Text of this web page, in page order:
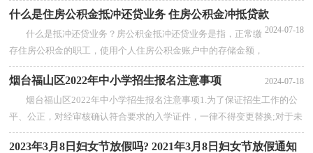
什么是住房公积金抵冲还贷业务 住房公积金冲抵贷款
2024-07-18
什么是抵冲还贷业务？房公积金抵冲还贷业务是指，正常缴
存住房公积金的职工，使用个人住房公积金账户中的存储金额，
直接抵还其住房公积金个人贷款月应还贷款本息额的业务。...
【查看全部】
烟台福山区2022年中小学招生报名注意事项 2024-07-18
烟台福山区2022年中小学招生报名注意事项1.为了保证招生工作的公
平、公正，对经审核确认符合要求的入学证件，一律不得变更替换;对于未
在报名截止时间前完成网上报名的... 【查看全部】
2023年3月8日妇女节放假吗? 2021年3月8日妇女节放假通知